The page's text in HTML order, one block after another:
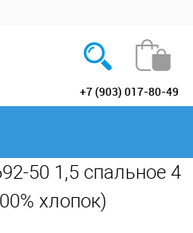
+7 (903) 017-80-49
50 1,5 спальное 4
хлопок)